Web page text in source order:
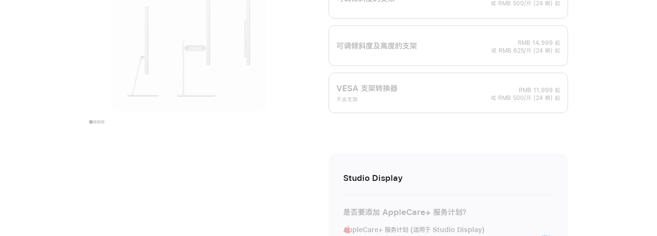
张
张
或 RMB 500/月 (24 期) 起
可调倾斜度及高‍度的支‍架 RMB 14,999 起
或 RMB 625/月 (24 期) 起
VESA 支架转换器
不含支架
RMB 11,999 起
或 RMB 500/月 (24 期) 起
Studio Display
是否要添加 AppleCare+ 服务计划？
AppleCare+ 服务计划 (适用于 Studio Display)